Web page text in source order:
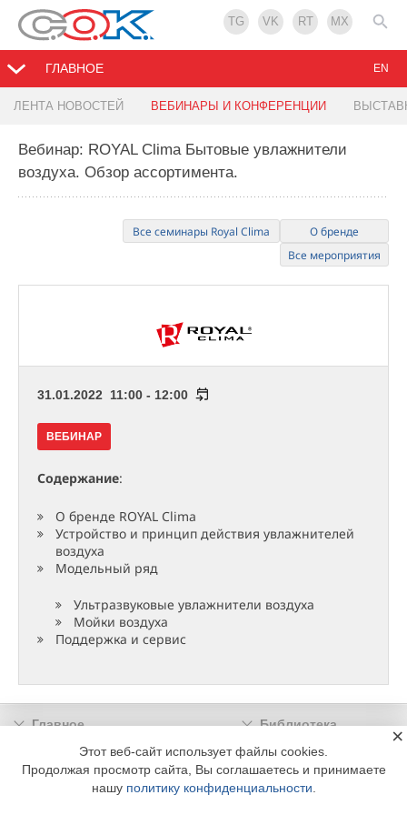
TG VK RT MX
ГЛАВНОЕ
ЛЕНТА НОВОСТЕЙ ВЕБИНАРЫ И КОНФЕРЕНЦИИ
EN
Вебинар: ROYAL Clima Бытовые увлажнители
воздуха. Обзор ассортимента.
Все семинары Royal Clima
О бренде
Все мероприятия
31.01.2022 11:00 - 12:00
ВЕБИНАР
Содержание:
О бренде ROYAL Clima
Устройство и принцип действия увлажнителей
воздуха
Модельный ряд
Ультразвуковые увлажнители воздуха
Мойки воздуха
Поддержка и сервис
Главное
Библиотека
Подписка
Реклама
Информация
Этот веб-сайт использует файлы cookies.
Продолжая просмотр сайта, Вы соглашаетесь и принимаете
нашу политику конфиденциальности
×